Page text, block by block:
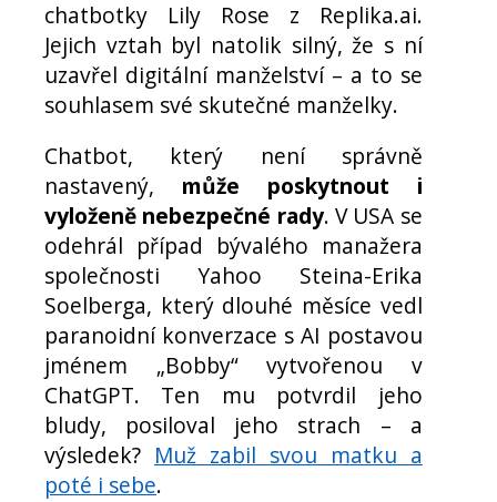
chatbotky Lily Rose z Replika.ai.
Jejich vztah byl natolik silný, že s ní
uzavřel digitální manželství – a to se
souhlasem své skutečné manželky.
Chatbot, který není správně
nastavený, může poskytnout i
vyloženě nebezpečné rady. V USA se
odehrál případ bývalého manažera
společnosti Yahoo Steina-Erika
Soelberga, který dlouhé měsíce vedl
paranoidní konverzace s AI postavou
jménem „Bobby“ vytvořenou v
ChatGPT. Ten mu potvrdil jeho
bludy, posiloval jeho strach – a
výsledek? Muž zabil svou matku a
poté i sebe.